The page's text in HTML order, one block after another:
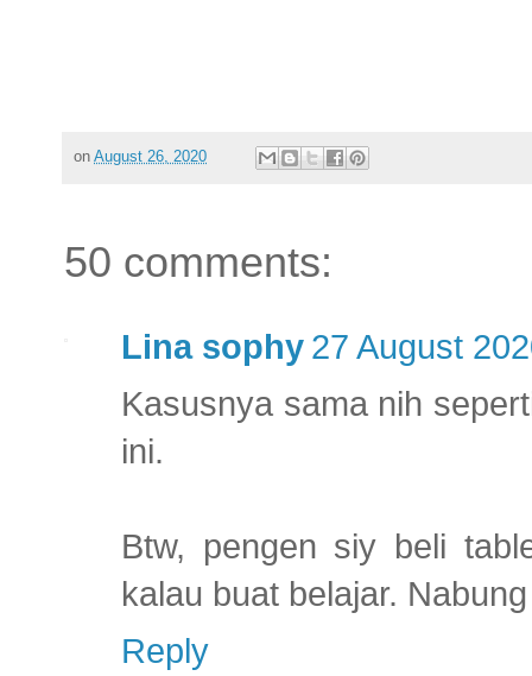
on August 26, 2020
50 comments:
Lina sophy 27 August
Kasusnya sama nih
ini.
Btw, pengen siy beli
kalau buat belajar.
Reply